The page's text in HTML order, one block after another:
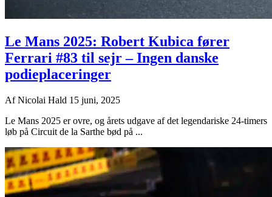
Le Mans 2025: Robert Kubica fører
Ferrari #83 til sejr – Ingen danske
podieplaceringer
AfNicolai Hald 15 juni, 2025
Le Mans 2025 er ovre, og årets udgave af det legendariske 24-timers
løb på Circuit de la Sarthe bød på ...